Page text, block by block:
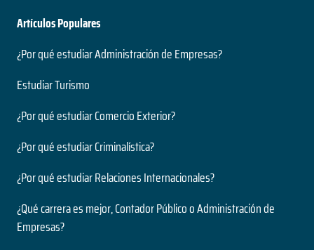
Artículos Populares
¿Por qué estudiar Administración de Empresas?
Estudiar Turismo
¿Por qué estudiar Comercio Exterior?
¿Por qué estudiar Criminalística?
¿Por qué estudiar Relaciones Internacionales?
¿Qué carrera es mejor, Contador Público o Administración de
Empresas?